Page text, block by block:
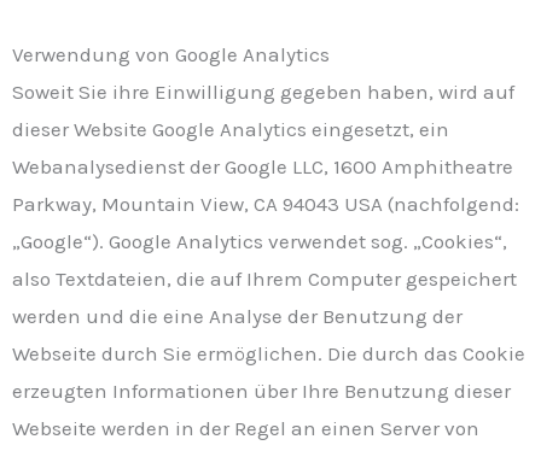
Verwendung von Google Analytics
Soweit Sie ihre Einwilligung gegeben haben, wird auf
dieser Website Google Analytics eingesetzt, ein
Webanalysedienst der Google LLC, 1600 Amphitheatre
Parkway, Mountain View, CA 94043 USA (nachfolgend:
„Google“). Google Analytics verwendet sog. „Cookies“,
also Textdateien, die auf Ihrem Computer gespeichert
werden und die eine Analyse der Benutzung der
Webseite durch Sie ermöglichen. Die durch das Cookie
erzeugten Informationen über Ihre Benutzung dieser
Webseite werden in der Regel an einen Server von